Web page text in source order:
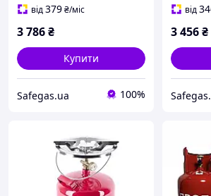
від379₴/міс
3 786₴
Купити
Safegas.ua 100%
від
3 456₴